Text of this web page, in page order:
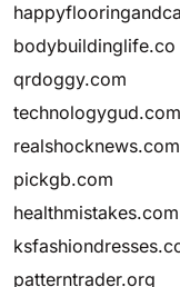
bodybuildinglife.co
qrdoggy.com
technologygud.com
realshocknews.com
pickgb.com
healthmistakes.com
patterntrader.org